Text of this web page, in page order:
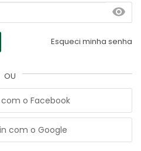
Esqueci minha senha
OU
com o Facebook
com o Google